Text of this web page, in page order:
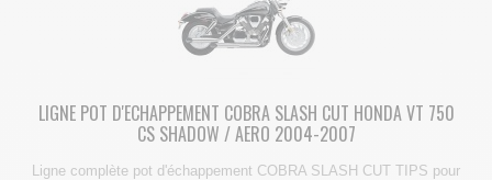
LIGNE POT D'ECHAPPEMENT COBRA SLASH CUT HONDA VT 750
CS SHADOW / AERO 2004-2007
Ligne complète pot d'échappement COBRA SLASH CUT TIPS pour